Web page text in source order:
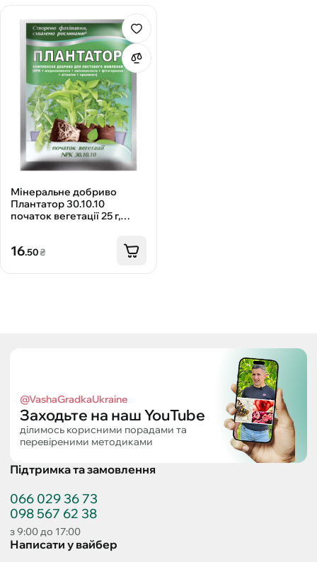
Мінеральне добриво
Плантатор 30.10.10
початок вегетації 25 г,
16.50₴
@VashaGradkaUkraine
Заходьте на наш YouTube
ділимось корисними порадами та
перевіреними методиками
Підтримка та замовлення
066 029 36 73
098 567 62 38
з 9:00 до 17:00
Написати у вайбер